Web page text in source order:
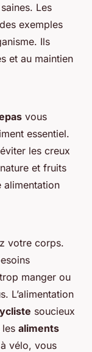
Les
exemples
Ils
et au maintien
vous
essentiel.
les creux
et fruits
alimentation
votre corps.
manger ou
L’alimentation
soucieux
aliments
vélo, vous